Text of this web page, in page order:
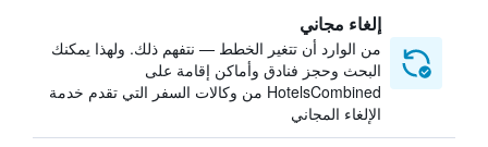
إلغاء مجاني
من الوارد أن تتغير الخطط — نتفهم ذلك. ولهذا يمكنك
البحث وحجز فنادق وأماكن إقامة على
HotelsCombined من وكالات السفر التي تقدم خدمة
الإلغاء المجاني